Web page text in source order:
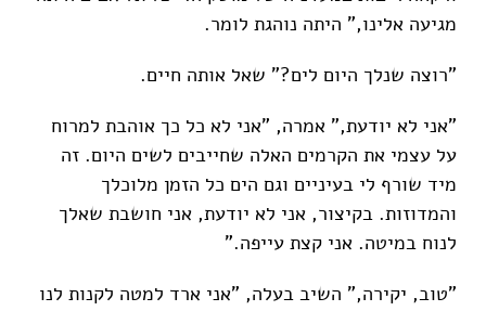
מגיעה אלינו," היתה נוהגת לומר.
"רוצה שנלך היום לים?” שאל אותה חיים.
"אני לא יודעת,” אמרה, "אני לא כל כך אוהבת למרוח
על עצמי את הקרמים האלה שחייבים לשים היום. זה
מיד שורף לי בעיניים וגם הים כל הזמן מלוכלך
והמדוזות. בקיצור, אני לא יודעת, אני חושבת שאלך
לנוח במיטה. אני קצת עייפה.”
"טוב, יקירה,” השיב בעלה, "אני ארד למטה לקנות לנו